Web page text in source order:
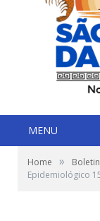
MENU
Home »
Epidemiológico